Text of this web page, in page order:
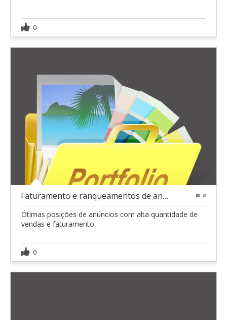
0
Faturamento e ranqueamentos de anuncios
Ótimas posições de anúncios com alta quantidade de
vendas e faturamento.
0